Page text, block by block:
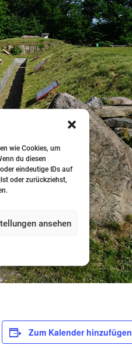
wie Cookies, um
du diesen
eindeutige IDs auf
oder zurückziehst,
ansehen
Zum Kalender hinzufügen